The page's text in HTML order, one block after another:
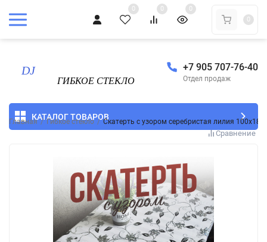
0 0
0
0
+7 905 707-76-40
Отдел продаж
КАТАЛОГ ТОВАРОВ
Главная / Гибкое стекло / Скатерть с узором серебристая лилия
Сравнение